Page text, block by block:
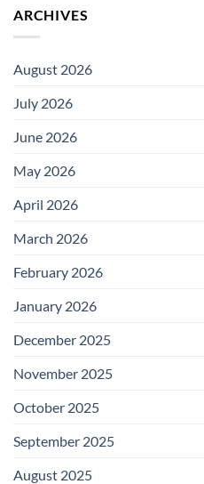
ARCHIVES
August 2026
July 2026
June 2026
May 2026
April 2026
March 2026
February 2026
January 2026
December 2025
November 2025
October 2025
September 2025
August 2025